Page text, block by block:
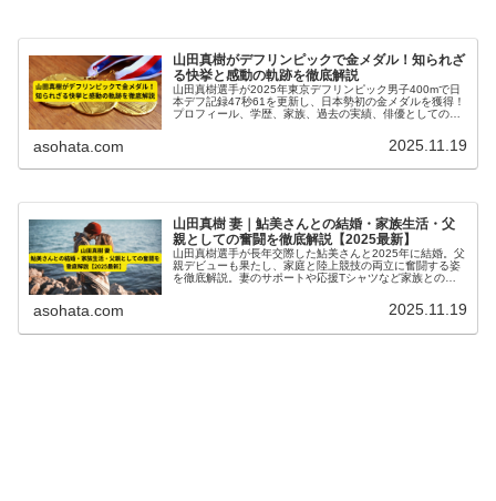
山田真樹がデフリンピックで金メダル！知られざ
る快挙と感動の軌跡を徹底解説
山田真樹選手が2025年東京デフリンピック男子400mで日
本デフ記録47秒61を更新し、日本勢初の金メダルを獲得！
プロフィール、学歴、家族、過去の実績、俳優としての二
asohata.com 2025.11.19
山田真樹 妻｜鮎美さんとの結婚・家族生活・父
親としての奮闘を徹底解説【2025最新】
山田真樹選手が長年交際した鮎美さんと2025年に結婚。父
親デビューも果たし、家庭と陸上競技の両立に奮闘する姿
を徹底解説。妻のサポートや応援Tシャツなど家族とのエ
asohata.com 2025.11.19